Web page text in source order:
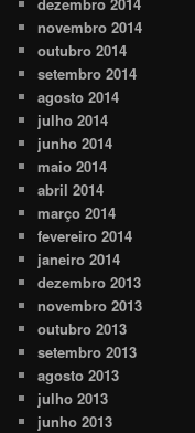
novembro 2014
outubro 2014
setembro 2014
agosto 2014
julho 2014
junho 2014
maio 2014
abril 2014
março 2014
fevereiro 2014
janeiro 2014
dezembro 2013
novembro 2013
outubro 2013
setembro 2013
agosto 2013
julho 2013
junho 2013